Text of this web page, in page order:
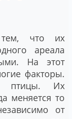
тем, что их
ареала
На этот
факторы.
птицы. Их
меняется то
от